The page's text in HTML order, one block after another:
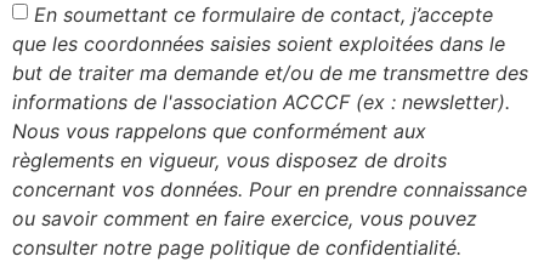
En soumettant ce formulaire de contact, j’accepte
que les coordonnées saisies soient exploitées dans le
but de traiter ma demande et/ou de me transmettre des
informations de l'association ACCCF (ex : newsletter).
Nous vous rappelons que conformément aux
règlements en vigueur, vous disposez de droits
concernant vos données. Pour en prendre connaissance
ou savoir comment en faire exercice, vous pouvez
consulter notre page politique de confidentialité.